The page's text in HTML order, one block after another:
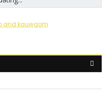
and kauwgom